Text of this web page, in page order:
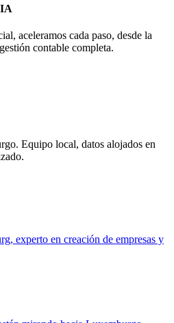
aceleramos cada paso, desde la
contable completa.
Equipo local, datos alojados en
experto en creación de empresas y